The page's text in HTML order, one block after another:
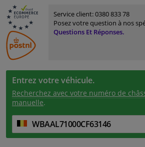
Service client:0380 833 78
Posez votre question à nos
Questions Et Réponses.
Entrez votre véhicule.
Recherchez avec votre numéro de
manuelle.